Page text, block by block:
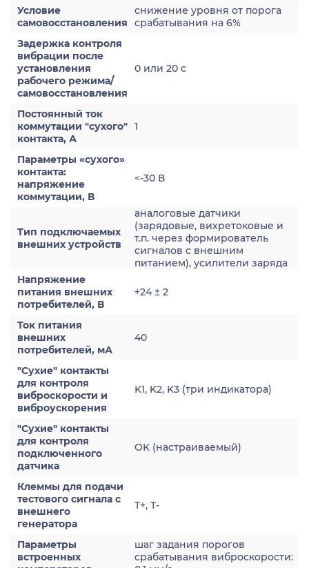
Условие
самовосстановления
снижение уровня от порога
срабатывания на 6%
Задержка контроля
вибрации после
установления
рабочего режима/
самовосстановления
0 или 20 с
Постоянный ток
коммутации "сухого"
контакта, А
1
Параметры «сухого»
контакта:
напряжение
коммутации, В
<-30 В
Тип подключаемых
внешних устройств
аналоговые датчики
(зарядовые, вихретоковые и
т.п. через формирователь
сигналов с внешним
питанием), усилители заряда
Напряжение
питания внешних
потребителей, В
+24 ± 2
Ток питания
внешних
потребителей, мА
40
"Сухие" контакты
для контроля
виброскорости и
виброускорения
K1, K2, K3 (три индикатора)
"Сухие" контакты
для контроля
подключенного
датчика
OK (настраиваемый)
Клеммы для подачи
тестового сигнала с
внешнего
генератора
Т+, Т-
Параметры
встроенных
шаг задания порогов
срабатывания виброскорости: